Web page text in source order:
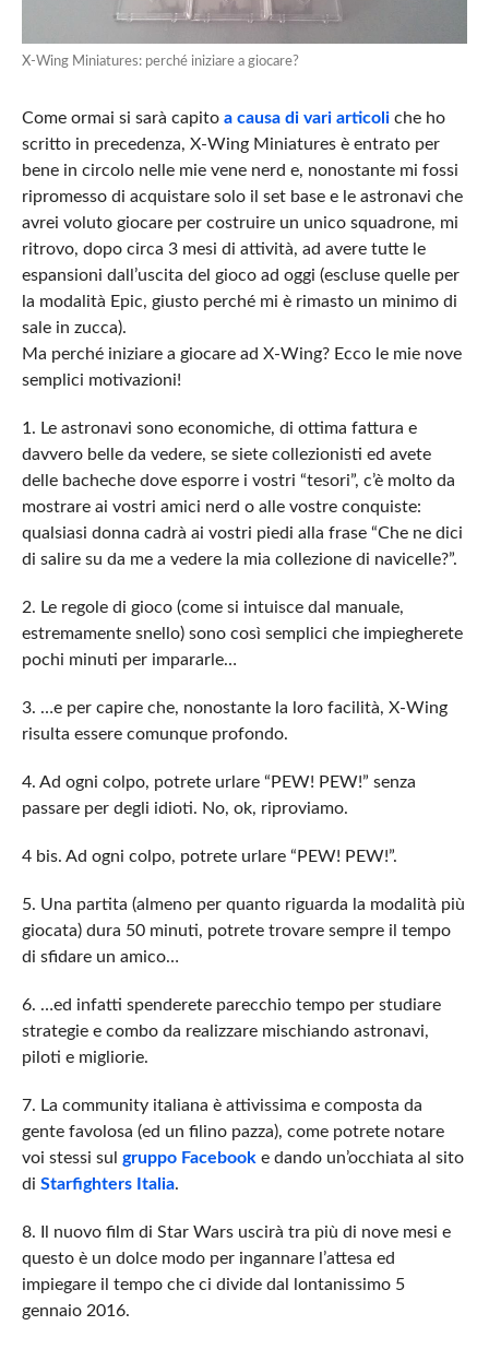
X-Wing Miniatures: perché iniziare a giocare?
Come ormai si sarà capito a causa di vari articoliche ho
scritto in precedenza, X-Wing Miniatures è entrato per
bene in circolo nelle mie vene nerd e, nonostante mi fossi
ripromesso di acquistare solo il set base e le astronavi che
avrei voluto giocare per costruire un unico squadrone, mi
ritrovo, dopo circa 3 mesi di attività, ad avere tutte le
espansioni dall’uscita del gioco ad oggi (escluse quelle per
la modalità Epic, giusto perché mi è rimasto un minimo di
sale in zucca).
Ma perché iniziare a giocare ad X-Wing? Ecco le mie nove
semplici motivazioni!
1. Le astronavi sono economiche, di ottima fattura e
davvero belle da vedere, se siete collezionisti ed avete
delle bacheche dove esporre i vostri “tesori”, c’è molto da
mostrare ai vostri amici nerd o alle vostre conquiste:
qualsiasi donna cadrà ai vostri piedi alla frase “Che ne dici
di salire su da me a vedere la mia collezione di navicelle?”.
2. Le regole di gioco (come si intuisce dal manuale,
estremamente snello) sono così semplici che impiegherete
pochi minuti per impararle…
3. …e per capire che, nonostante la loro facilità, X-Wing
risulta essere comunque profondo.
4. Ad ogni colpo, potrete urlare “PEW! PEW!” senza
passare per degli idioti. No, ok, riproviamo.
4 bis. Ad ogni colpo, potrete urlare “PEW! PEW!”.
5. Una partita (almeno per quanto riguarda la modalità più
giocata) dura 50 minuti, potrete trovare sempre il tempo
di sfidare un amico…
6. …ed infatti spenderete parecchio tempo per studiare
strategie e combo da realizzare mischiando astronavi,
piloti e migliorie.
7. La community italiana è attivissima e composta da
gente favolosa (ed un filino pazza), come potrete notare
voi stessi sul gruppo Facebook e dando un’occhiata al sito
di Starfighters Italia.
8. Il nuovo film di Star Wars uscirà tra più di nove mesi e
questo è un dolce modo per ingannare l’attesa ed
impiegare il tempo che ci divide dal lontanissimo 5
gennaio 2016.